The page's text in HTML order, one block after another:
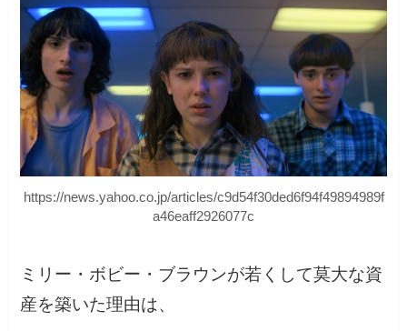
https://news.yahoo.co.jp/articles/c9d54f30ded6f94f49894989f
a46eaff2926077c
ミリー・ボビー・ブラウンが若くして莫大な資
産を築いた理由は、